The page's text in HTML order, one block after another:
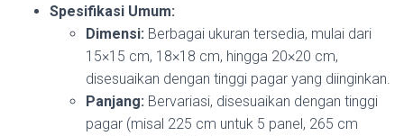
Spesifikasi Umum:
Dimensi: Berbagai ukuran tersedia, mulai dari
15×15 cm, 18×18 cm, hingga 20×20 cm,
disesuaikan dengan tinggi pagar yang diinginkan.
Panjang: Bervariasi, disesuaikan dengan tinggi
pagar (misal 225 cm untuk 5 panel, 265 cm